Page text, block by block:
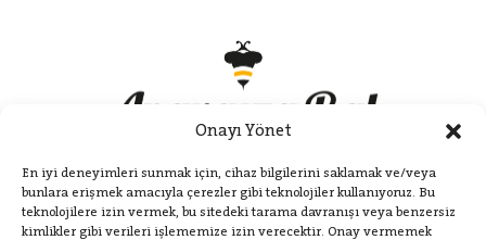
Onayı Yönet
En iyi deneyimleri sunmak için, cihaz bilgilerini saklamak ve/veya
bunlara erişmek amacıyla çerezler gibi teknolojiler kullanıyoruz. Bu
teknolojilere izin vermek, bu sitedeki tarama davranışı veya benzersiz
kimlikler gibi verileri işlememize izin verecektir. Onay vermemek